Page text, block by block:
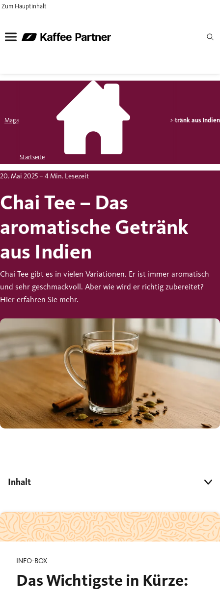
Zum Hauptinhalt
Startseite
Magazin Kaffeespezialitäten Chai Tee – Das aromatische Getränk aus Indien
20. Mai 2025– 4 Min. Lesezeit
Chai Tee – Das
aromatische Getränk
aus Indien
Chai Tee gibt es in vielen Variationen. Er ist immer aromatisch
und sehr geschmackvoll. Aber wie wird er richtig zubereitet?
Hier erfahren Sie mehr.
Inhalt
INFO-BOX
Das Wichtigste in Kürze: